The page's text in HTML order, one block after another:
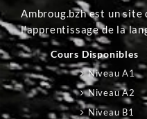
Ambroug.bzh est un site
l'apprentissage de la
Cours Disponibles
Niveau A1
Niveau A2
Niveau B1